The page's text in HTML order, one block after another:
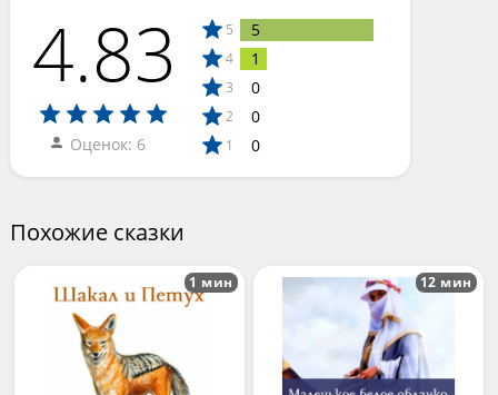
4.83
Оценок: 6
5 5
4 1
3 0
2 0
1 0
Похожие сказки
1 мин 12 мин